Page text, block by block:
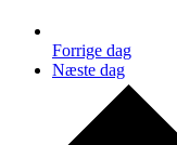
Forrige dag
Næste dag